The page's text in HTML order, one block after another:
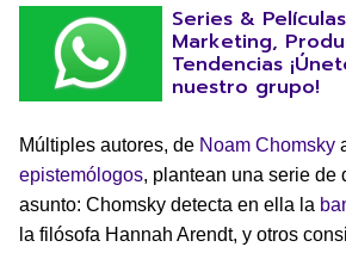
Series &
Marketing,
Tendencias
nuestro grupo!
Múltiples autores, de Noam Chomsky
epistemólogos, plantean una serie de
asunto: Chomsky detecta en ella la
la filósofa Hannah Arendt, y otros